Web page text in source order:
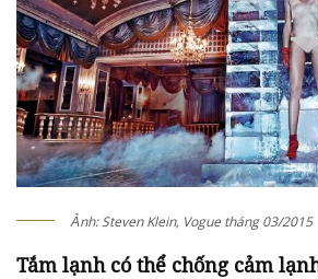
Ảnh: Steven Klein, Vogue tháng 03/2015
Tắm lạnh có thể chống cảm